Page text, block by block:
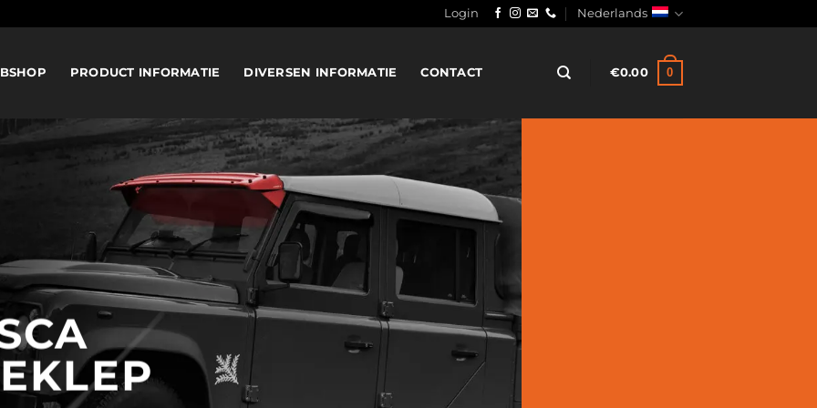
Login Nederlands
PRODUCT INFORMATIE DIVERSEN INFORMATIE CONTACT €0.00 0